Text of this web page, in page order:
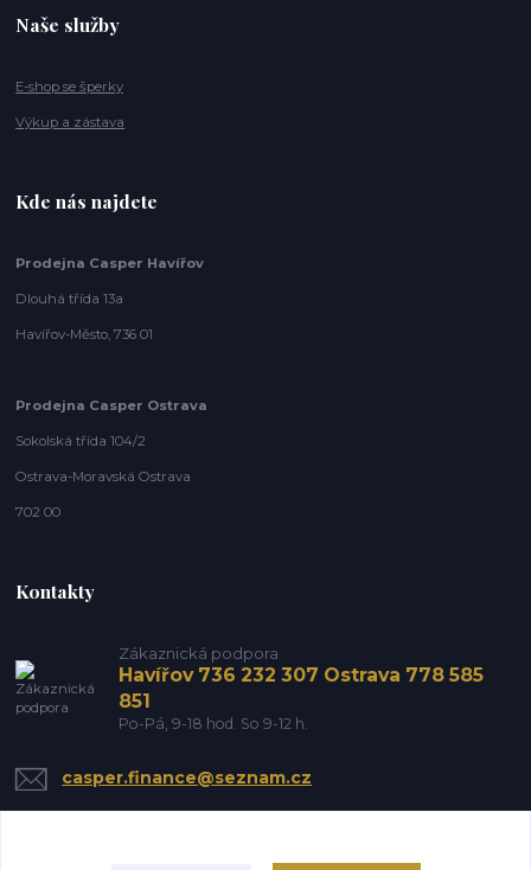
Naše služby
E-shop se šperky
Výkup a zástava
Kde nás najdete
Prodejna Casper Havířov
Dlouhá třída 13a
Havířov-Město, 736 01
Prodejna Casper Ostrava
Sokolská třída 104/2
Ostrava-Moravská Ostrava
702 00
Kontakty
Zákaznická podpora
Havířov 736 232 307 Ostrava 778 585
851
Po-Pá, 9-18 hod. So 9-12 h.
casper.finance@seznam.cz